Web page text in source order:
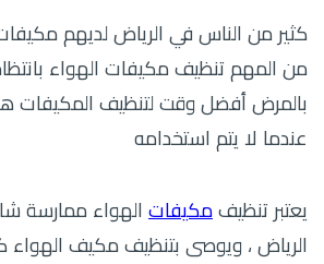
كثير من الناس في الرياض لديهم
من المهم تنظيف مكيفات الهواء
بالمرض أفضل وقت لتنظيف المكيفات
عندما لا يتم استخدامه
يعتبر تنظيف مكيفات الهواء ممارسة
الرياض ، ويوصى بتنظيف مكيف الهواء